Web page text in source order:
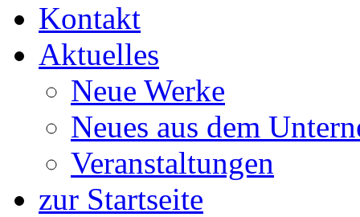
Kontakt
Aktuelles
Neue Werke
Neues aus dem
Veranstaltungen
zur Startseite